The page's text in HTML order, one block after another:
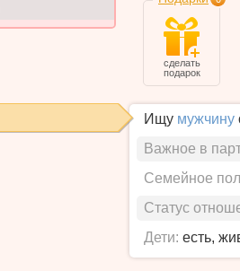
сделать
подарок
Ищу мужчину
Важное в
Семейное
Статус
Дети: есть,